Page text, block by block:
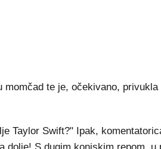
te je, očekivano,
Taylor Swift?" Ipak,